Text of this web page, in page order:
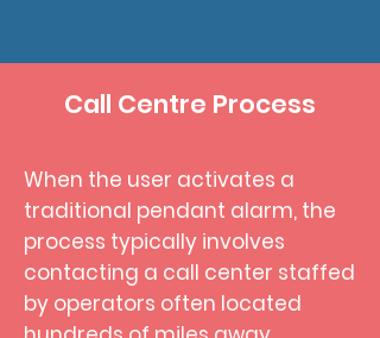
Call Centre Process
When the user activates a
traditional pendant alarm, the
process typically involves
contacting a call center staffed
by operators often located